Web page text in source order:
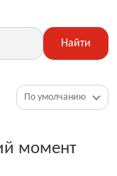
Найти
момент